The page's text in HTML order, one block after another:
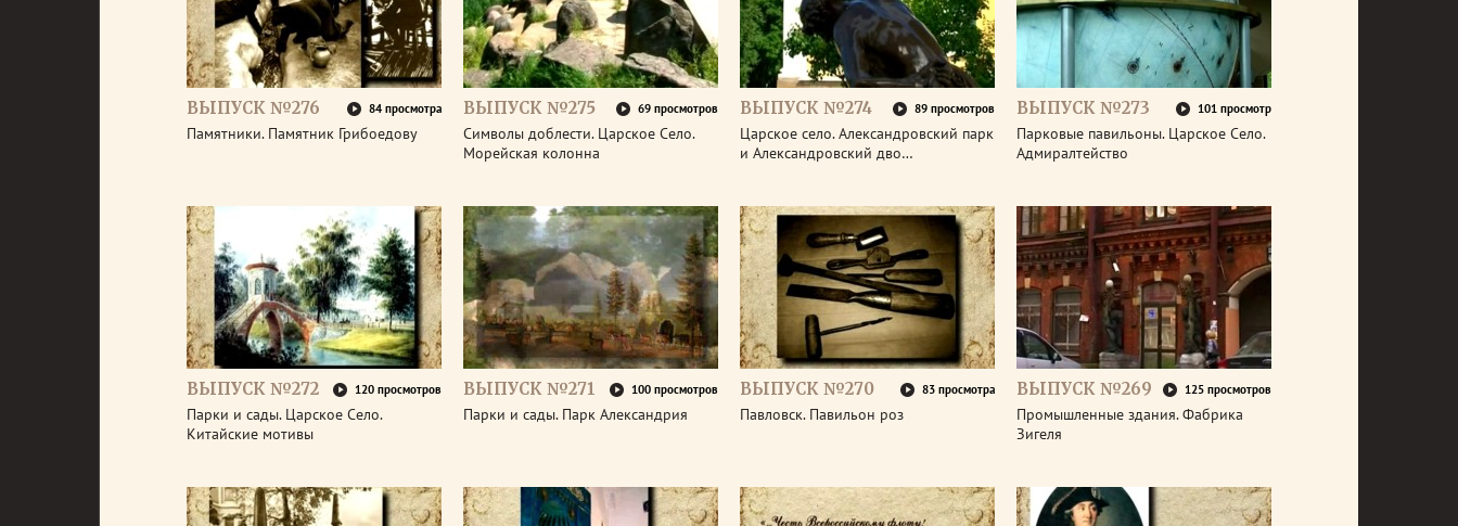
ВЫПУСК №276 84 просмотра
Памятники. Памятник Грибоедову
ВЫПУСК №275 69 просмотров
Символы доблести. Царское Село.
Морейская колонна
ВЫПУСК №274 89 просмотров
Царское село. Александровский парк
и Александровский дво…
ВЫПУСК №273 101 просмотр
Парковые павильоны. Царское Село.
Адмиралтейство
ВЫПУСК №272 120 просмотров
Парки и сады. Царское Село.
Китайские мотивы
ВЫПУСК №271 100 просмотров
Парки и сады. Парк Александрия
ВЫПУСК №270 83 просмотра
Павловск. Павильон роз
ВЫПУСК №269 125 просмотров
Промышленные здания. Фабрика
Зигеля